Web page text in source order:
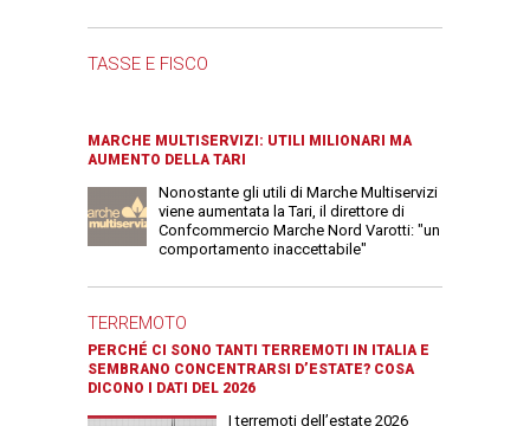
TASSE E FISCO
MARCHE MULTISERVIZI: UTILI MILIONARI MA
AUMENTO DELLA TARI
Nonostante gli utili di Marche Multiservizi
viene aumentata la Tari, il direttore di
Confcommercio Marche Nord Varotti: "un
comportamento inaccettabile"
TERREMOTO
PERCHÉ CI SONO TANTI TERREMOTI IN ITALIA E
SEMBRANO CONCENTRARSI D’ESTATE? COSA
DICONO I DATI DEL 2026
I terremoti dell’estate 2026